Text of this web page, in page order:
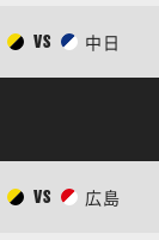
VS 中日
VS 広島